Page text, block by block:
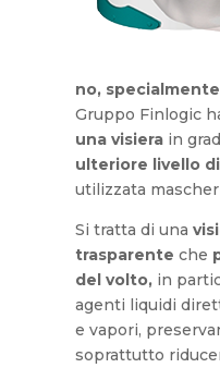
no,
Gruppo Finlogic
una visierain
ulteriore livello
utilizzata
Si tratta di una
trasparente che
del volto,in
agenti liquidi
e vapori,
soprattutto